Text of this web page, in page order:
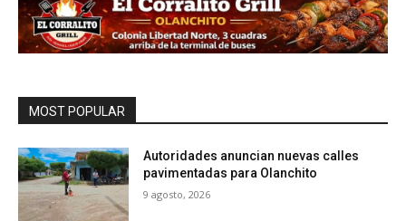
MOST POPULAR
Autoridades anuncian nuevas calles
pavimentadas para Olanchito
9 agosto, 2026